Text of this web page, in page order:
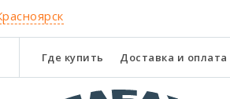
Где купить Доставка и оплата